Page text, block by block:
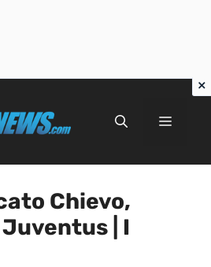
Menu
Chievo,
| I